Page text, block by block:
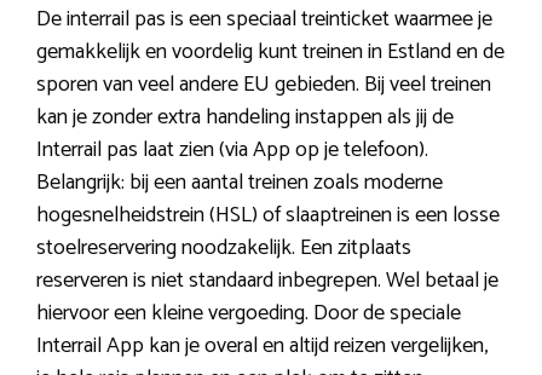
De interrail pas is een speciaal treinticket waarmee je
gemakkelijk en voordelig kunt treinen in Estland en de
sporen van veel andere EU gebieden. Bij veel treinen
kan je zonder extra handeling instappen als jij de
Interrail pas laat zien (via App op je telefoon).
Belangrijk: bij een aantal treinen zoals moderne
hogesnelheidstrein (HSL) of slaaptreinen is een losse
stoelreservering noodzakelijk. Een zitplaats
reserveren is niet standaard inbegrepen. Wel betaal je
hiervoor een kleine vergoeding. Door de speciale
Interrail App kan je overal en altijd reizen vergelijken,